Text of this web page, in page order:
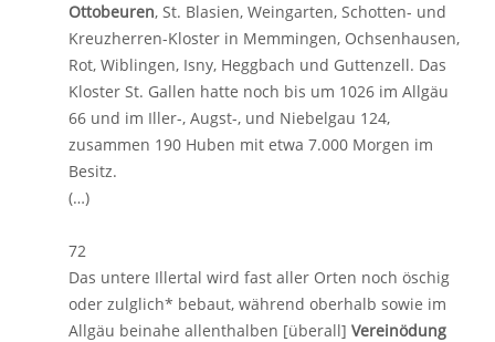
Ottobeuren, St. Blasien, Weingarten, Schotten- und
Kreuzherren-Kloster in Memmingen, Ochsenhausen,
Rot, Wiblingen, Isny, Heggbach und Guttenzell. Das
Kloster St. Gallen hatte noch bis um 1026 im Allgäu
66 und im Iller-, Augst-, und Niebelgau 124,
zusammen 190 Huben mit etwa 7.000 Morgen im
Besitz.
(…)
72
Das untere Illertal wird fast aller Orten noch öschig
oder zulglich* bebaut, während oberhalb sowie im
Allgäu beinahe allenthalben [überall] Vereinödung